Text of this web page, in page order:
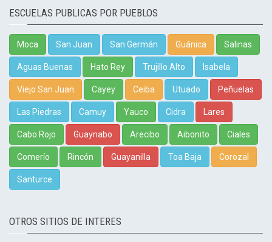
ESCUELAS PUBLICAS POR PUEBLOS
Moca San Juan San Germán Guánica Salinas
Aguas Buenas Hato Rey Trujillo Alto Isabela
Viejo San Juan Cayey Ceiba Utuado Peñuelas
Las Piedras Camuy Yauco Cidra Lares
Cabo Rojo Guaynabo Arecibo Aibonito Ciales
Comerío Rincón Guayanilla Toa Baja Corozal
Santurce
OTROS SITIOS DE INTERES